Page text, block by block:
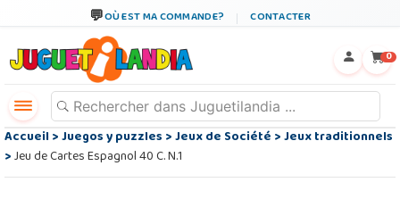
OÙ EST MA COMMANDE? CONTACTER
0
Accueil>Juegos y puzzles>Jeux de Société>Jeux traditionnels
>Jeu de Cartes Espagnol 40 C. N.1